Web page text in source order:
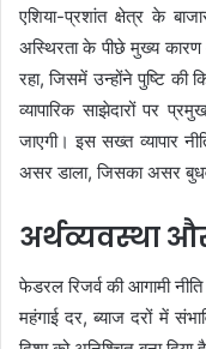
एशिया-प्रशांत क्षेत्र के
अस्थिरता के पीछे मुख्य कारण
रहा, जिसमें उन्होंने पुष्टि की
व्यापारिक साझेदारों पर
जाएगी। इस सख्त व्यापार
असर डाला, जिसका असर
अर्थव्यवस्था
फेडरल रिजर्व की आगामी
महंगाई दर, ब्याज दरों में